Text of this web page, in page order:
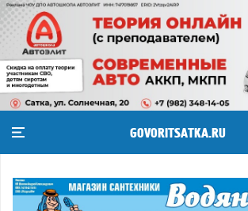
GOVORITSATKA.RU